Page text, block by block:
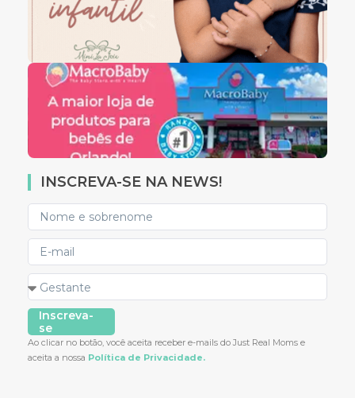
INSCREVA-SE NA NEWS!
Inscreva-
se
Ao clicar no botão, você aceita receber e-mails do Just Real Moms e
aceita a nossa Política de Privacidade.